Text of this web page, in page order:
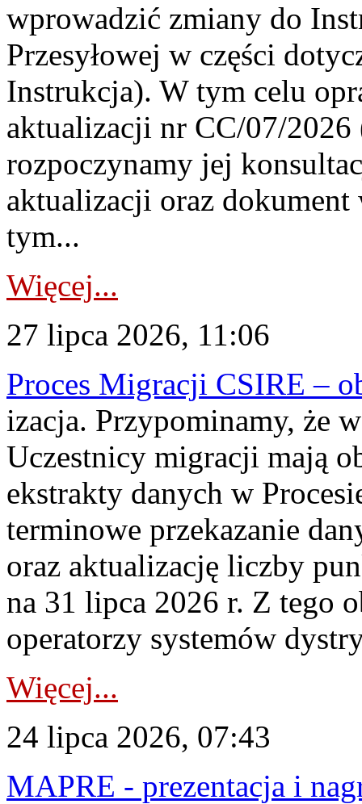
wprowadzić zmiany do
Przesyłowej w części
Instrukcja). W tym celu
aktualizacji nr CC/07/
rozpoczynamy jej
aktualizacji oraz
tym...
Więcej...
27 lipca 2026, 11:06
Proces Migracji CSIRE –
izacja. Przypominamy, że
Uczestnicy migracji mają
ekstrakty danych w
terminowe przekazanie
oraz aktualizację liczby
na 31 lipca 2026 r. Z tego
operatorzy systemów
Więcej...
24 lipca 2026, 07:43
MAPRE - prezentacja i